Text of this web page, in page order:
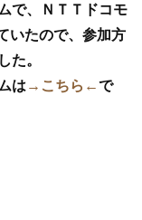
で、ＮＴＴドコモ
いたので、参加方
た。
は →こちら←で